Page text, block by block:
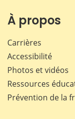
À propos
Carrières
Accessibilité
Photos et vidéos
Ressources
Prévention de la